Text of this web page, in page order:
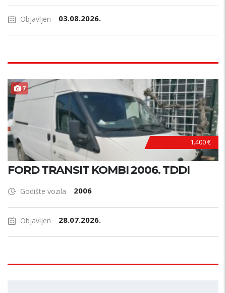
Objavljen 03.08.2026.
7
1.400 €
FORD TRANSIT KOMBI 2006. TDDI
Godište vozila 2006
Objavljen 28.07.2026.